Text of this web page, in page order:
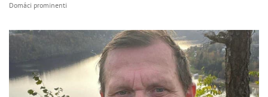
Domáci prominenti